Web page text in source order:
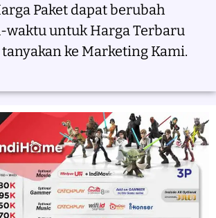
Paket dapat berubah
waktu untuk Harga Terbaru
ke Marketing Kami.